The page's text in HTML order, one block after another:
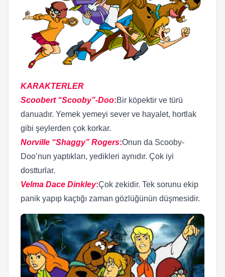
KARAKTERLER
Scoobert “Scooby”-Doo:Bir köpektir ve türü
danuadır. Yemek yemeyi sever ve hayalet, hortlak
gibi şeylerden çok korkar.
Norville “Shaggy” Rogers:Onun da Scooby-
Doo’nun yaptıkları, yedikleri aynıdır. Çok iyi
dostturlar.
Velma Dace Dinkley:Çok zekidir. Tek sorunu ekip
panik yapıp kaçtığı zaman gözlüğünün düşmesidir.